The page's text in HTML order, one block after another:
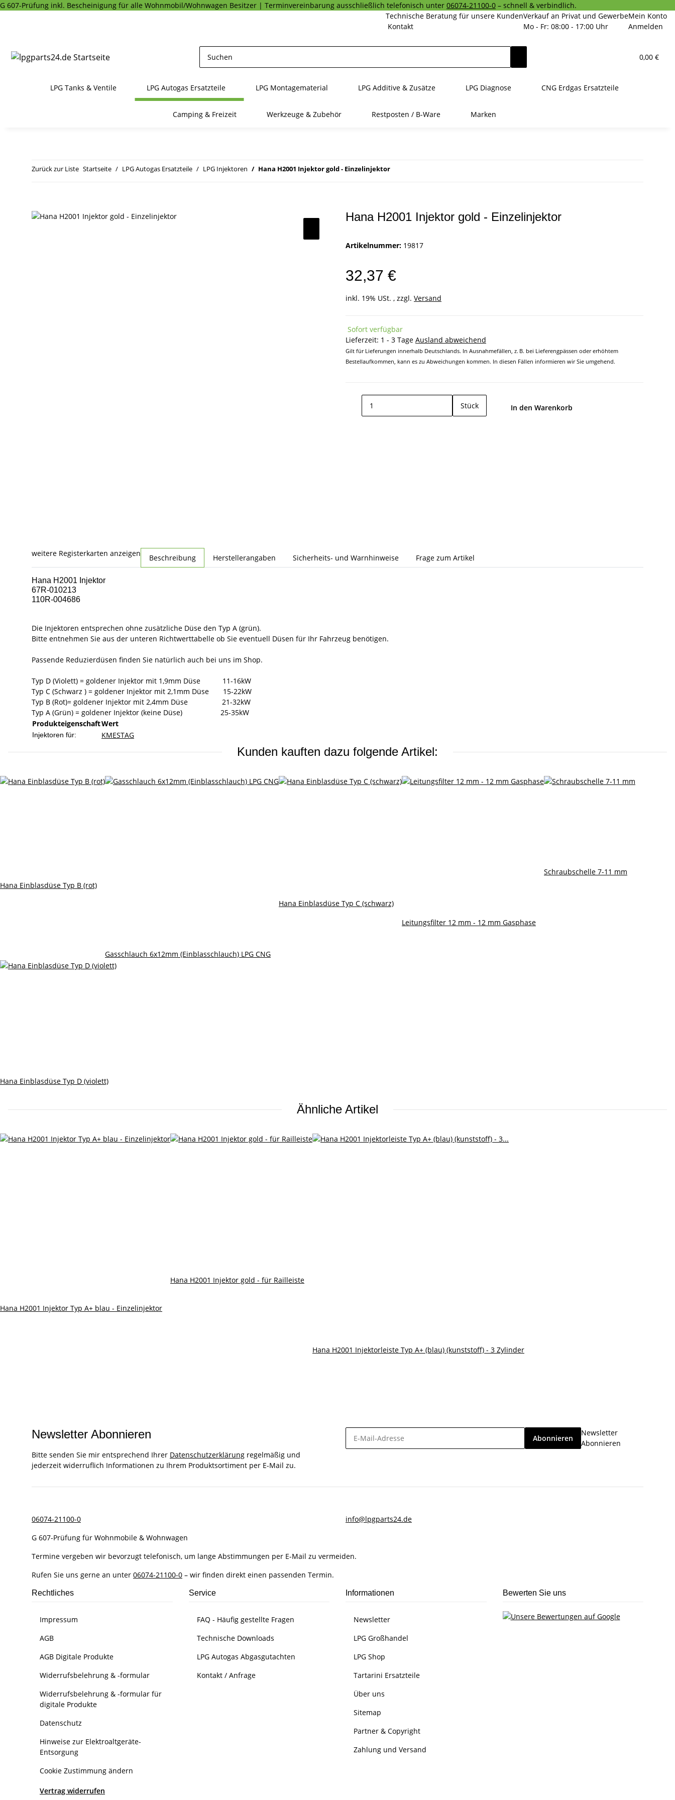
G 607-Prüfung inkl. Bescheinigung für alle Wohnmobil/Wohnwagen Besitzer | Terminvereinbarung ausschließlich telefonisch unter 06074-21100-0 – schnell & verbindlich.
Mein Konto
Anmelden
Verkauf an Privat und Gewerbe
Mo - Fr: 08:00 - 17:00 Uhr
Technische Beratung für unsere Kunden
Kontakt
0,00 €
LPG Tanks & Ventile LPG Autogas Ersatzteile LPG Montagematerial LPG Additive & Zusätze LPG Diagnose CNG Erdgas Ersatzteile
Camping & Freizeit Werkzeuge & Zubehör Restposten / B-Ware Marken
Zurück zur Liste Startseite LPG Autogas Ersatzteile LPG Injektoren Hana H2001 Injektor gold - Einzelinjektor
Hana H2001 Injektor gold - Einzelinjektor
Artikelnummer: 19817
32,37 €
inkl. 19% USt. , zzgl. Versand
Sofort verfügbar
Lieferzeit: 1 - 3 Tage Ausland abweichend
Gilt für Lieferungen innerhalb Deutschlands. In Ausnahmefällen, z. B. bei Lieferengpässen oder erhöhtem
Bestellaufkommen, kann es zu Abweichungen kommen. In diesen Fällen informieren wir Sie umgehend.
Stück In den Warenkorb
weitere Registerkarten anzeigen Beschreibung Herstellerangaben Sicherheits- und Warnhinweise Frage zum Artikel
Hana H2001 Injektor
67R-010213
110R-004686
Die Injektoren entsprechen ohne zusätzliche Düse den Typ A (grün).
Bitte entnehmen Sie aus der unteren Richtwerttabelle ob Sie eventuell Düsen für Ihr Fahrzeug benötigen.
Passende Reduzierdüsen finden Sie natürlich auch bei uns im Shop.
Typ D (Violett) = goldener Injektor mit 1,9mm Düse 11-16kW
Typ C (Schwarz ) = goldener Injektor mit 2,1mm Düse 15-22kW
Typ B (Rot)= goldener Injektor mit 2,4mm Düse 21-32kW
Typ A (Grün) = goldener Injektor (keine Düse) 25-35kW
ProdukteigenschaftWert
Injektoren für: KMESTAG
Kunden kauften dazu folgende Artikel:
Hana Einblasdüse Typ B (rot)
Gasschlauch 6x12mm (Einblasschlauch) LPG CNG
Hana Einblasdüse Typ C (schwarz)
Leitungsfilter 12 mm - 12 mm Gasphase
Schraubschelle 7-11 mm
Hana Einblasdüse Typ D (violett)
Ähnliche Artikel
Hana H2001 Injektor Typ A+ blau - Einzelinjektor
Hana H2001 Injektor gold - für Railleiste
Hana H2001 Injektorleiste Typ A+ (blau) (kunststoff) - 3 Zylinder
Newsletter Abonnieren
Bitte senden Sie mir entsprechend Ihrer Datenschutzerklärung regelmäßig und
jederzeit widerruflich Informationen zu Ihrem Produktsortiment per E-Mail zu.
Abonnieren
Newsletter
Abonnieren
06074-21100-0
info@lpgparts24.de
G 607-Prüfung für Wohnmobile & Wohnwagen
Termine vergeben wir bevorzugt telefonisch, um lange Abstimmungen per E-Mail zu vermeiden.
Rufen Sie uns gerne an unter 06074-21100-0 – wir finden direkt einen passenden Termin.
Rechtliches
Impressum
AGB
AGB Digitale Produkte
Widerrufsbelehrung & -formular
Widerrufsbelehrung & -formular für
digitale Produkte
Datenschutz
Hinweise zur Elektroaltgeräte-
Entsorgung
Cookie Zustimmung ändern
Vertrag widerrufen
Service
FAQ - Häufig gestellte Fragen
Technische Downloads
LPG Autogas Abgasgutachten
Kontakt / Anfrage
Informationen
Newsletter
LPG Großhandel
LPG Shop
Tartarini Ersatzteile
Über uns
Sitemap
Partner & Copyright
Zahlung und Versand
Bewerten Sie uns